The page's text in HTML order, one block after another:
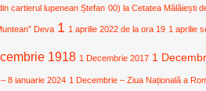
cartierul lupenean Ștefan 00) la Cetatea Mălăiești
Deva 1 1 aprilie 2022 de la ora 19 1 aprilie
1918 1 Decembrie 2017 1
8 ianuarie 2024 1 Decembrie – Ziua Națională a